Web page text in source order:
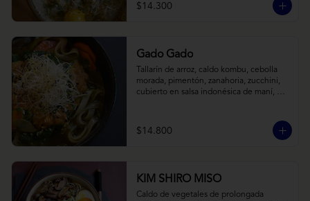
$14.300
Gado Gado
Tallarín de arroz, caldo kombu, cebolla
morada, pimentón, zanahoria, zucchini,
cubierto en salsa indonésica de maní,
$14.800
KIM SHIRO MISO
Caldo de vegetales de prolongada